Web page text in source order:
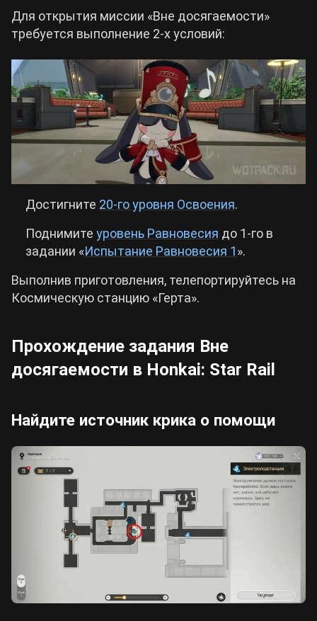
Для открытия миссии «Вне досягаемости»
требуется выполнение 2-х условий:
Достигните 20-го уровня Освоения.
Поднимите уровень Равновесия до 1-го в
задании «‎Испытание Равновесия 1».
Выполнив приготовления, телепортируйтесь на
Космическую станцию «‎Герта».
Прохождение задания Вне
досягаемости в Honkai: Star Rail
Найдите источник крика о помощи